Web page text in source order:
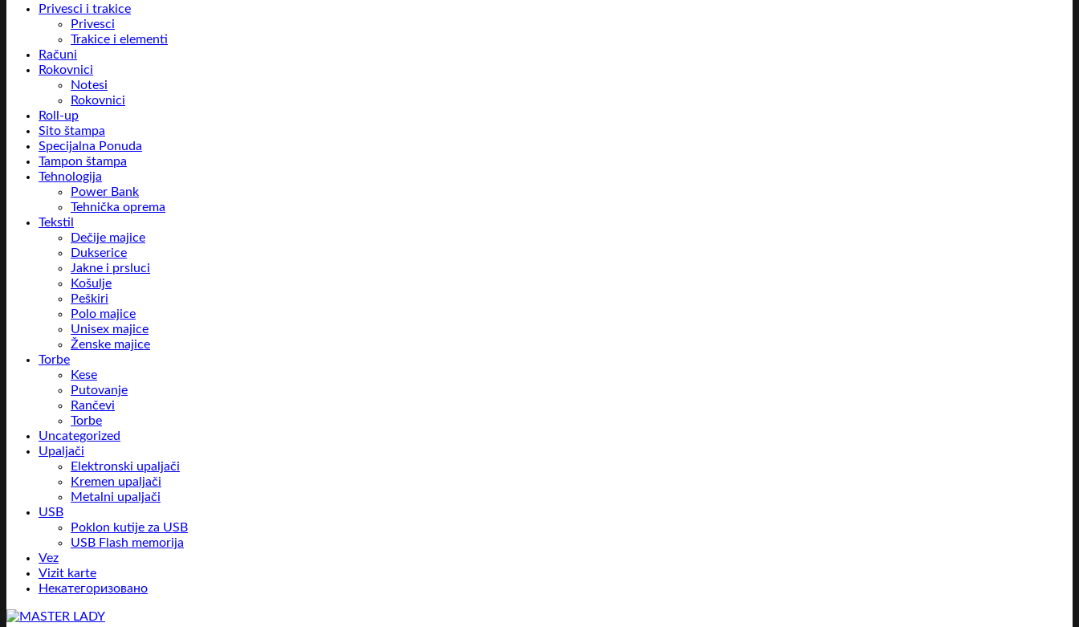
Privesci i trakice
Privesci
Trakice i elementi
Računi
Rokovnici
Notesi
Rokovnici
Roll-up
Sito štampa
Specijalna Ponuda
Tampon štampa
Tehnologija
Power Bank
Tehnička oprema
Tekstil
Dečije majice
Dukserice
Jakne i prsluci
Košulje
Peškiri
Polo majice
Unisex majice
Ženske majice
Torbe
Kese
Putovanje
Rančevi
Torbe
Uncategorized
Upaljači
Elektronski upaljači
Kremen upaljači
Metalni upaljači
USB
Poklon kutije za USB
USB Flash memorija
Vez
Vizit karte
Некатегоризовано